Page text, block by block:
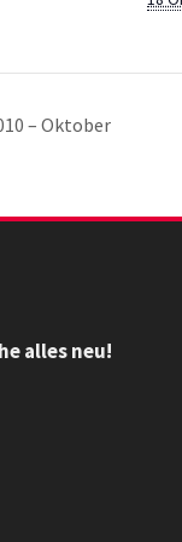
– Oktober
alles neu!